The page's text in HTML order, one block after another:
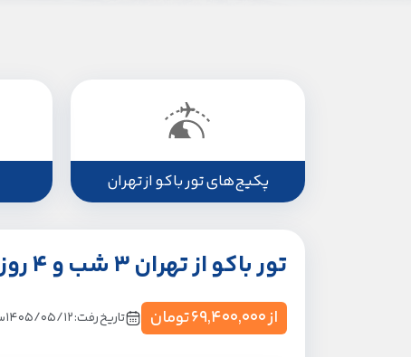
پکیج‌های تور باکو از تهران
تور باکو از تهران 3 شب و 4 روز هوایی
از69,400,000تومان تاریخ رفت: 1405/05/12